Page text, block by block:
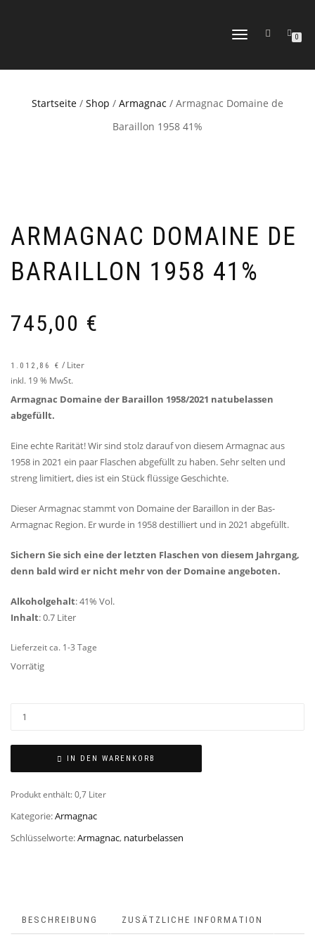
NAVIGATION
0
Startseite / Shop / Armagnac / Armagnac Domaine de
Baraillon 1958 41%
ARMAGNAC DOMAINE DE
BARAILLON 1958 41%
745,00 €
1.012,86 € / Liter
inkl. 19 % MwSt.
Armagnac Domaine der Baraillon 1958/2021 natubelassen
abgefüllt.
Eine echte Rarität! Wir sind stolz darauf von diesem Armagnac aus
1958 in 2021 ein paar Flaschen abgefüllt zu haben. Sehr selten und
streng limitiert, dies ist ein Stück flüssige Geschichte.
Dieser Armagnac stammt von Domaine der Baraillon in der Bas-
Armagnac Region. Er wurde in 1958 destilliert und in 2021 abgefüllt.
Sichern Sie sich eine der letzten Flaschen von diesem Jahrgang,
denn bald wird er nicht mehr von der Domaine angeboten.
Alkoholgehalt: 41% Vol.
Inhalt: 0.7 Liter
Lieferzeit ca. 1-3 Tage
Vorrätig
IN DEN WARENKORB
Produkt enthält: 0,7 Liter
Kategorie:Armagnac
Schlüsselworte:Armagnac, naturbelassen
BESCHREIBUNG ZUSÄTZLICHE INFORMATION